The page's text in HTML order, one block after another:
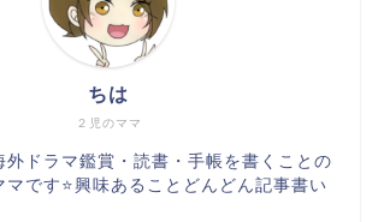
２児のママ
ちは
外ドラマ鑑賞・読書・手帳を書くことの
マです⭐️興味あることどんどん記事書い